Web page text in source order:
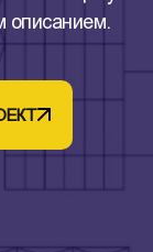
описанием.